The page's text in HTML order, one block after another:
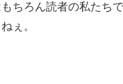
ちろん読者の私たち
ぇ。